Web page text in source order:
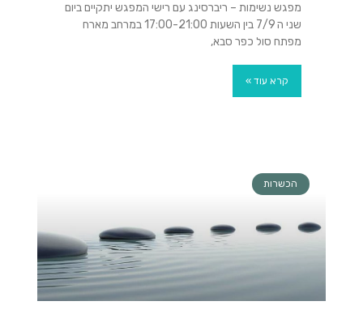
מפגש נשימות – ריברסינג עם רישי המפגש יתקיים ביום
שני ה 7/9 בין השעות 17:00-21:00 במרחב מארח
מפתח סול כפר סבא,
קרא עוד »
הכשרות